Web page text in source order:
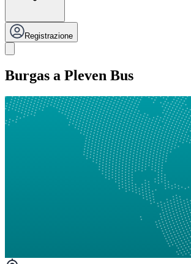
Registrazione
Burgas a Pleven Bus